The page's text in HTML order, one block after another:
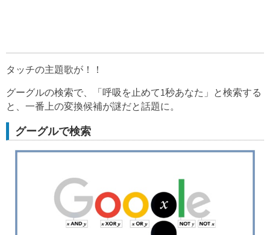
タッチの主題歌が！！
グーグルの検索で、「呼吸を止めて1秒あなた」と検索する
と、一番上の変換候補が謎だと話題に。
グーグルで検索